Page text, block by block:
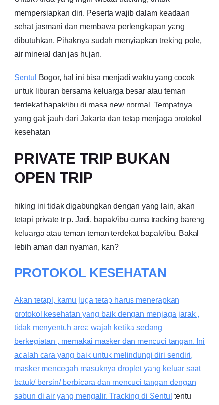
mempersiapkan diri. Peserta wajib dalam keadaan
sehat jasmani dan membawa perlengkapan yang
dibutuhkan. Pihaknya sudah menyiapkan treking pole,
air mineral dan jas hujan.
Sentul
Bogor, hal ini bisa menjadi waktu yang cocok
untuk liburan bersama keluarga besar atau teman
terdekat bapak/ibu di masa new normal. Tempatnya
yang gak jauh dari Jakarta dan tetap menjaga protokol
kesehatan
PRIVATE TRIP BUKAN
OPEN TRIP
hiking ini tidak digabungkan dengan yang lain, akan
tetapi private trip. Jadi, bapak/ibu cuma tracking bareng
keluarga atau teman-teman terdekat bapak/ibu. Bakal
lebih aman dan nyaman, kan?
PROTOKOL KESEHATAN
Akan tetapi, kamu juga tetap harus menerapkan
protokol kesehatan yang baik dengan menjaga jarak ,
tidak menyentuh area wajah ketika sedang
berkegiatan , memakai masker dan mencuci tangan. Ini
adalah cara yang baik untuk melindungi diri sendiri,
masker mencegah masuknya droplet yang keluar saat
batuk/ bersin/ berbicara dan mencuci tangan dengan
sabun di air yang mengalir. Tracking di Sentul tentu